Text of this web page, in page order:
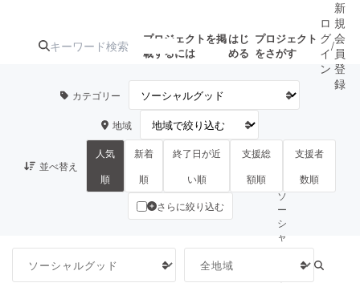
プロジェクトを掲
載するには
はじ
める
プロジェクト
をさがす
注目のリ
ターン
注目の新着プロ
ジェクト
募集終了が近いプ
ロジェクト
もうすぐ公開
されます
アート・写真
テクノロジー・ガジェット ゲーム・サ
ロ
グ
イ
ン
/
新
規
会
員
登
録
カテゴリー
地域
並べ替え
人気
順
新着
順
終了日が近
い順
支援総
額順
支援者
数順
さらに絞り込む
ソ
ー
シ
ャ
ル